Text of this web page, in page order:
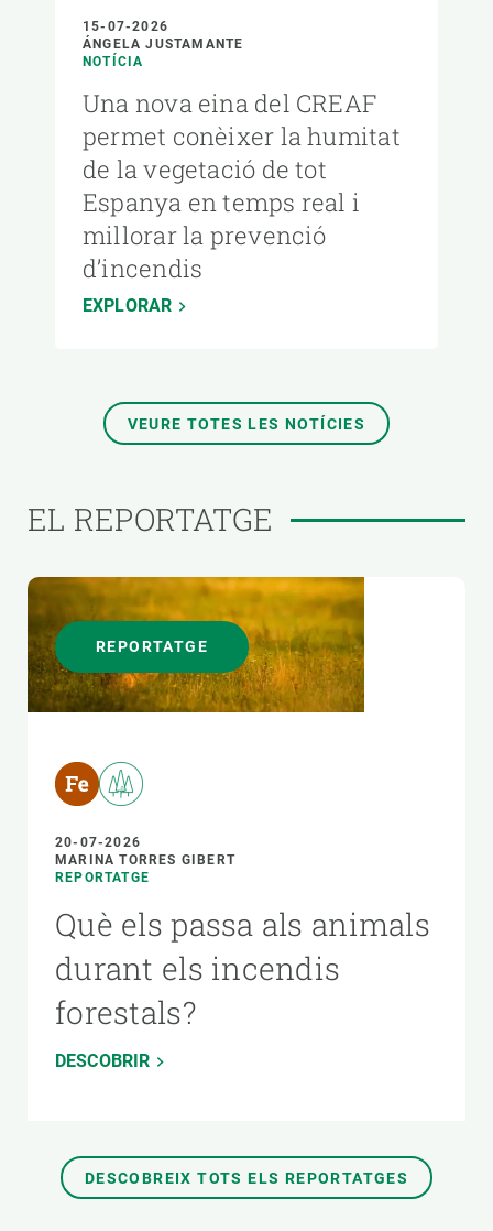
15-07-2026
ÁNGELA JUSTAMANTE
NOTÍCIA
Una nova eina del CREAF
permet conèixer la humitat
de la vegetació de tot
Espanya en temps real i
millorar la prevenció
d’incendis
EXPLORAR
VEURE TOTES LES NOTÍCIES
EL REPORTATGE
REPORTATGE
20-07-2026
MARINA TORRES GIBERT
REPORTATGE
Què els passa als animals
durant els incendis
forestals?
DESCOBRIR
DESCOBREIX TOTS ELS REPORTATGES